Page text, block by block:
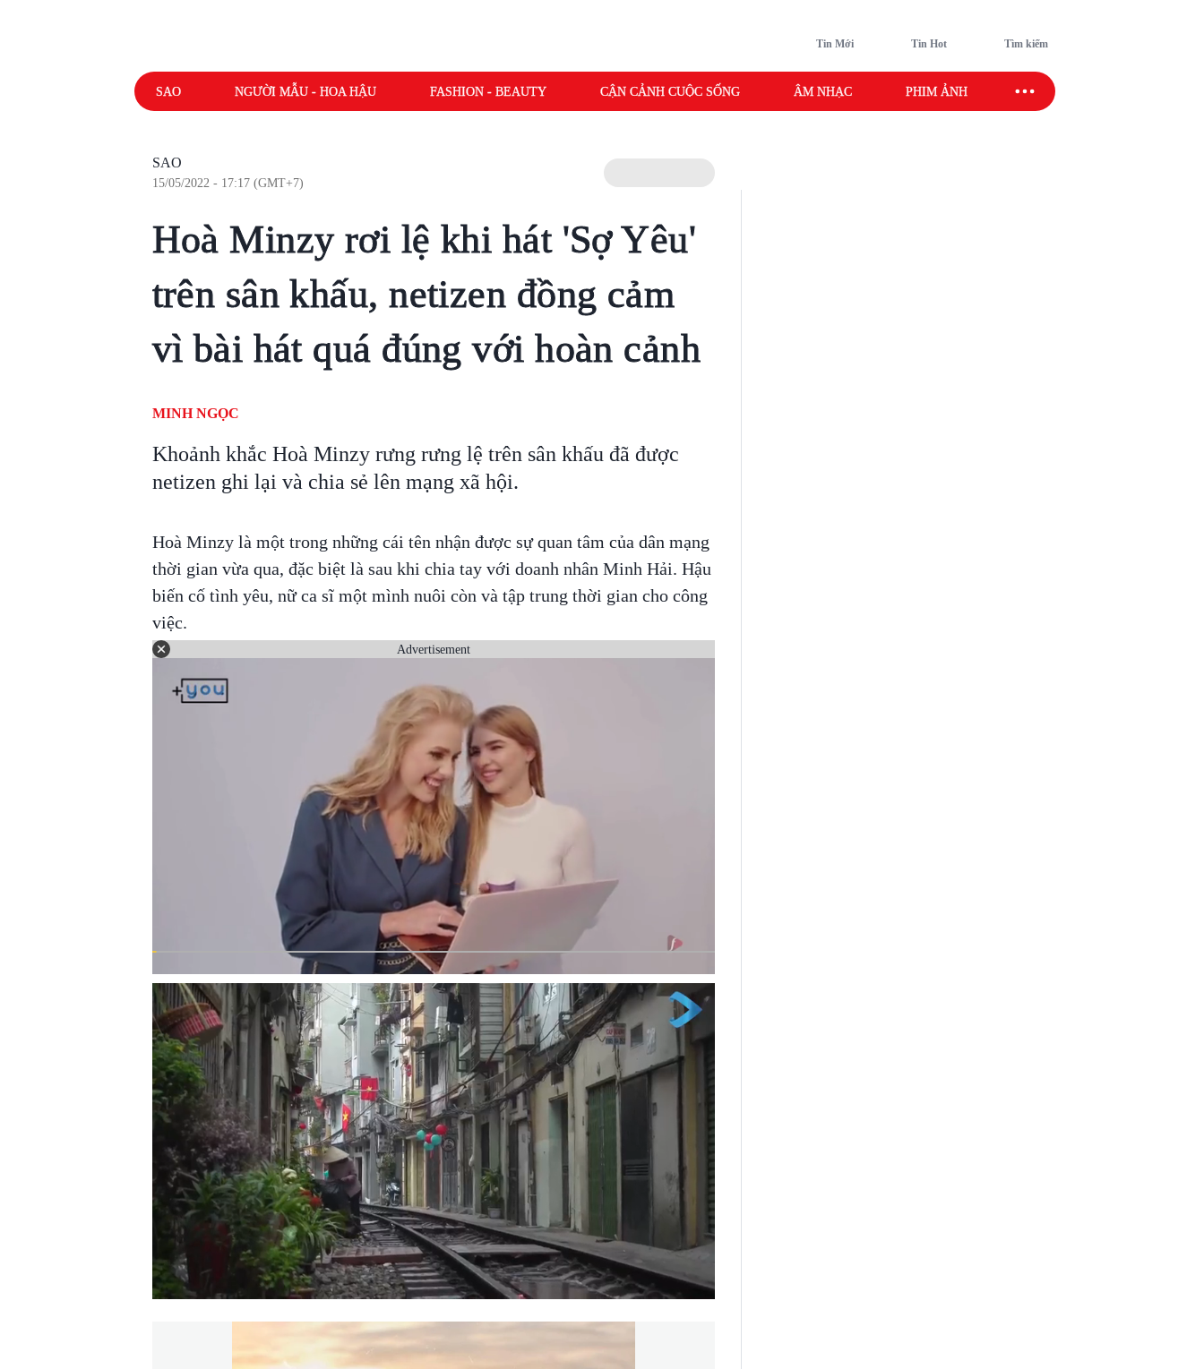
Tin Mới Tin Hot Tìm kiếm
SAO NGƯỜI MẪU - HOA HẬU FASHION - BEAUTY CẬN CẢNH CUỘC SỐNG ÂM NHẠC PHIM ẢNH SAO SPORT
SAO
15/05/2022 - 17:17 (GMT+7)
Hoà Minzy rơi lệ khi hát 'Sợ Yêu'
trên sân khấu, netizen đồng cảm
vì bài hát quá đúng với hoàn cảnh
MINH NGỌC
Khoảnh khắc Hoà Minzy rưng rưng lệ trên sân khấu đã được
netizen ghi lại và chia sẻ lên mạng xã hội.
Hoà Minzy là một trong những cái tên nhận được sự quan tâm của dân mạng
thời gian vừa qua, đặc biệt là sau khi chia tay với doanh nhân Minh Hải. Hậu
biến cố tình yêu, nữ ca sĩ một mình nuôi còn và tập trung thời gian cho công
việc.
Advertisement